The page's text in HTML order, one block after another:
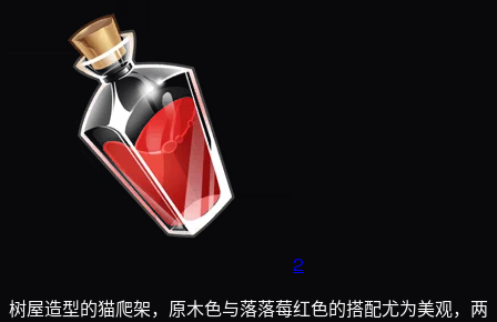
2
树屋造型的猫爬架，原木色与落落莓红色的搭配尤为美观，两